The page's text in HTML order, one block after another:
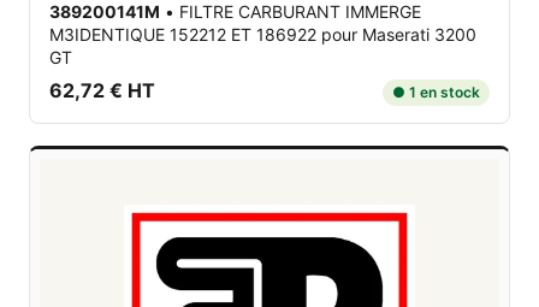
389200141M • FILTRE CARBURANT IMMERGE
M3IDENTIQUE 152212 ET 186922 pour Maserati 3200
GT
62,72 € HT ● 1 en stock